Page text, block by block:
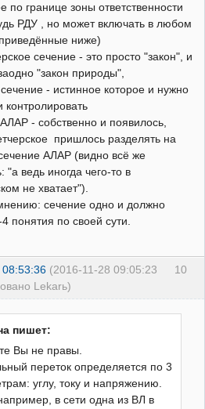
по границе зоны ответственности
РДУ , но может включать в любом
ниже)
сечение - это просто "закон", и
"закон природы",
- истинное которое и нужно
контролировать
- собственно и появилось,
пришлось разделять на
АЛАР (видно всё же
"а ведь иногда чего-то в
не хватает").
сечение одно и должно
понятия по своей сути.
10
08:53:36 (2016-11-28 09:05:23
Lekarь)
пишет:
Вы не правы.
переток определяется по 3
углу, току и напряжению.
в сети одна из ВЛ в